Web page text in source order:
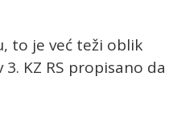
to je već teži oblik
KZ RS propisano da